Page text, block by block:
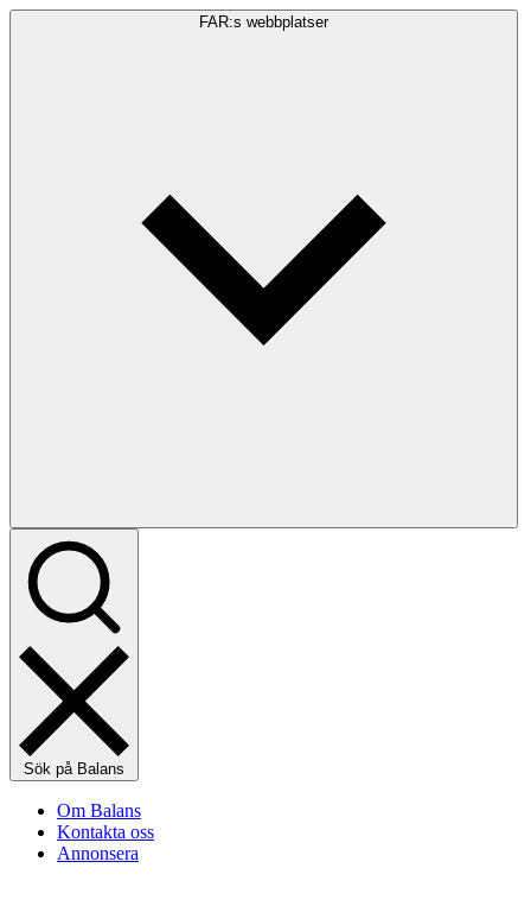
FAR:s webbplatser
Sök på Balans
Om Balans
Kontakta oss
Annonsera